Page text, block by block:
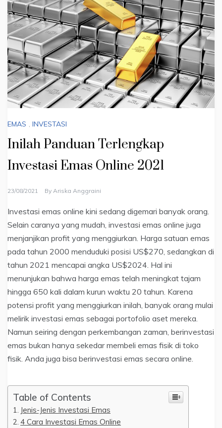
EMAS , INVESTASI
Inilah Panduan Terlengkap
Investasi Emas Online 2021
23/08/2021 By Ariska Anggraini
Investasi emas online kini sedang digemari banyak orang.
Selain caranya yang mudah, investasi emas online juga
menjanjikan profit yang menggiurkan. Harga satuan emas
pada tahun 2000 menduduki posisi US$270, sedangkan di
tahun 2021 mencapai angka US$2024. Hal ini
menunjukan bahwa harga emas telah meningkat tajam
hingga 650 kali dalam kurun waktu 20 tahun. Karena
potensi profit yang menggiurkan inilah, banyak orang mulai
melirik investasi emas sebagai portofolio aset mereka.
Namun seiring dengan perkembangan zaman, berinvestasi
emas bukan hanya sekedar membeli emas fisik di toko
fisik. Anda juga bisa berinvestasi emas secara online.
Table of Contents
Jenis-Jenis Investasi Emas
4 Cara Investasi Emas Online